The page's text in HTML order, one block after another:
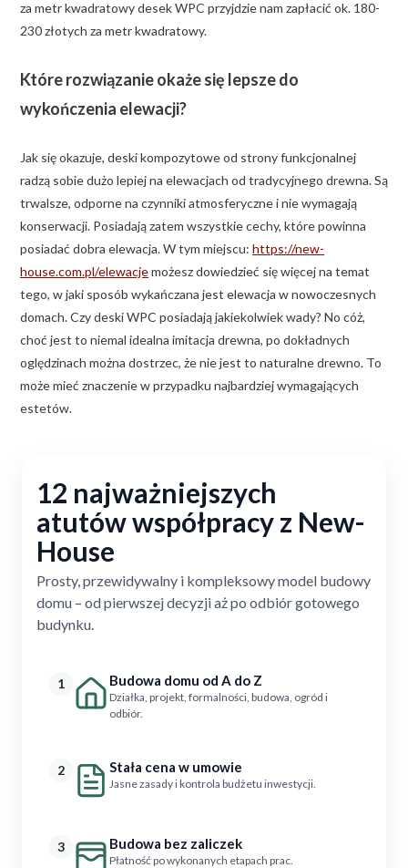
za metr kwadratowy desek WPC przyjdzie nam zapłacić ok. 180-
230 złotych za metr kwadratowy.
Które rozwiązanie okaże się lepsze do
wykończenia elewacji?
Jak się okazuje, deski kompozytowe od strony funkcjonalnej
radzą sobie dużo lepiej na elewacjach od tradycyjnego drewna. Są
trwalsze, odporne na czynniki atmosferyczne i nie wymagają
konserwacji. Posiadają zatem wszystkie cechy, które powinna
posiadać dobra elewacja. W tym miejscu: https://new-
house.com.pl/elewacjemożesz dowiedzieć się więcej na temat
tego, w jaki sposób wykańczana jest elewacja w nowoczesnych
domach. Czy deski WPC posiadają jakiekolwiek wady? No cóż,
choć jest to niemal idealna imitacja drewna, po dokładnych
oględzinach można dostrzec, że nie jest to naturalne drewno. To
może mieć znaczenie w przypadku najbardziej wymagających
estetów.
12 najważniejszych
atutów współpracy z New-
House
Prosty, przewidywalny i kompleksowy model budowy
domu – od pierwszej decyzji aż po odbiór gotowego
budynku.
1 Budowa domu od A do Z
Działka, projekt, formalności, budowa, ogród i
odbiór.
2 Stała cena w umowie
Jasne zasady i kontrola budżetu inwestycji.
3 Budowa bez zaliczek
Płatność po wykonanych etapach prac.